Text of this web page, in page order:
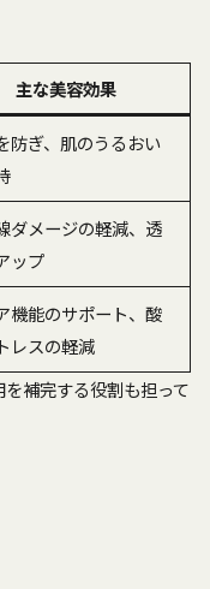
主な美容効果
防ぎ、肌のうるおい
ダメージの軽減、透
ップ
機能のサポート、酸
レスの軽減
補完する役割も担って